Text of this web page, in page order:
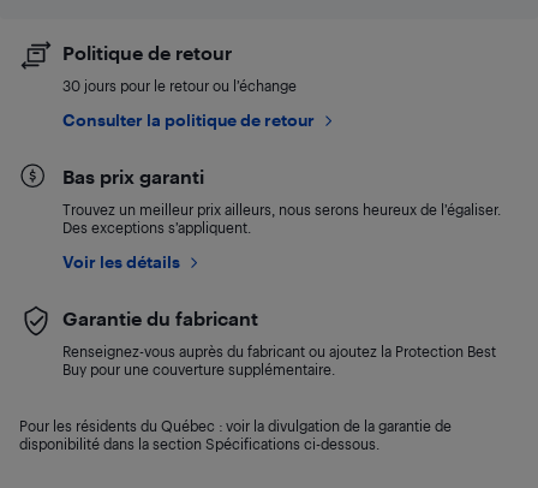
Politique de retour
30 jours pour le retour ou l’échange
Consulter la politique de retour
Bas prix garanti
Trouvez un meilleur prix ailleurs, nous serons heureux de l’égaliser.
Des exceptions s’appliquent.
Voir les détails
Garantie du fabricant
Renseignez-vous auprès du fabricant ou ajoutez la Protection Best
Buy pour une couverture supplémentaire.
Pour les résidents du Québec : voir la divulgation de la garantie de
disponibilité dans la section Spécifications ci-dessous.